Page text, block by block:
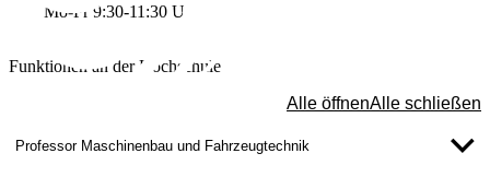
Mo-Fr 9:30-11:30 Uhr
Funktionen an der Hochschule
Alle öffnenAlle schließen
Professor Maschinenbau und Fahrzeugtechnik